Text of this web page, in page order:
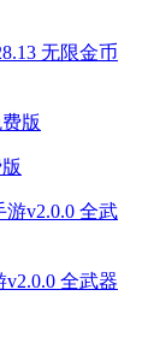
无限金币
全武器